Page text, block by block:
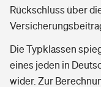
Rückschluss über
Die Typklassen
eines jeden in
wider. Zur